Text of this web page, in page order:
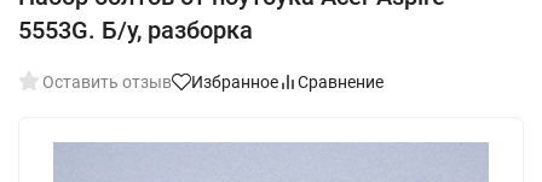
5553G. Б/у, разборка
Оставить отзыв Избранное Сравнение